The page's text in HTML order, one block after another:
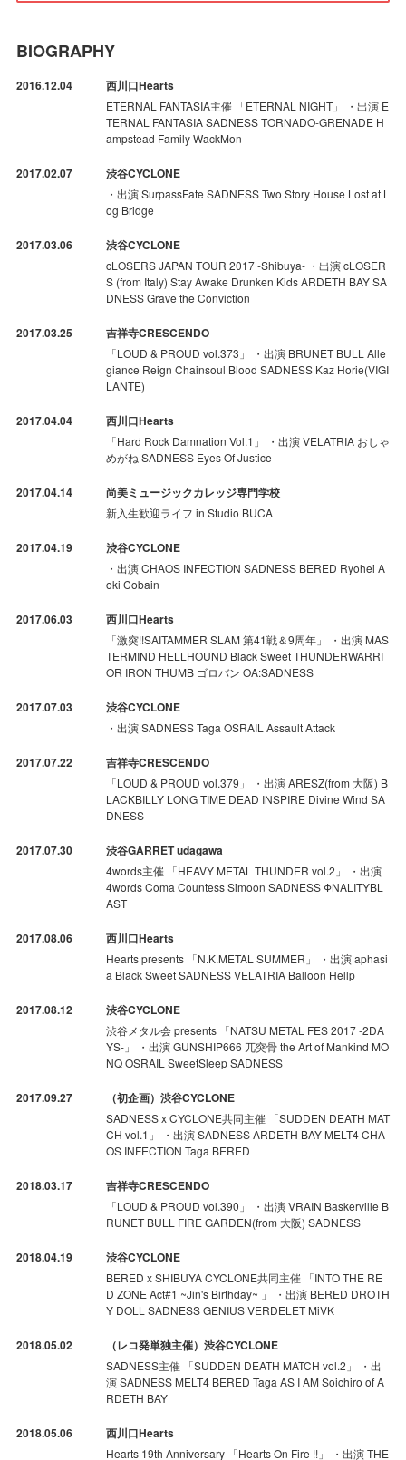
BIOGRAPHY
2016.12.04 西川口Hearts
ETERNAL FANTASIA主催 「ETERNAL NIGHT」 ・出演 E
TERNAL FANTASIA SADNESS TORNADO-GRENADE H
ampstead Family WackMon
2017.02.07 渋谷CYCLONE
・出演 SurpassFate SADNESS Two Story House Lost at L
og Bridge
2017.03.06 渋谷CYCLONE
cLOSERS JAPAN TOUR 2017 -Shibuya- ・出演 cLOSER
S (from Italy) Stay Awake Drunken Kids ARDETH BAY SA
DNESS Grave the Conviction
2017.03.25 吉祥寺CRESCENDO
「LOUD & PROUD vol.373」 ・出演 BRUNET BULL Alle
giance Reign Chainsoul Blood SADNESS Kaz Horie(VIGI
LANTE)
2017.04.04 西川口Hearts
「Hard Rock Damnation Vol.1」 ・出演 VELATRIA おしゃ
めがね SADNESS Eyes Of Justice
2017.04.14 尚美ミュージックカレッジ専門学校
新入生歓迎ライフ in Studio BUCA
2017.04.19 渋谷CYCLONE
・出演 CHAOS INFECTION SADNESS BERED Ryohei A
oki Cobain
2017.06.03 西川口Hearts
「激突!!SAITAMMER SLAM 第41戦＆9周年」 ・出演 MAS
TERMIND HELLHOUND Black Sweet THUNDERWARRI
OR IRON THUMB ゴロバン OA:SADNESS
2017.07.03 渋谷CYCLONE
・出演 SADNESS Taga OSRAIL Assault Attack
2017.07.22 吉祥寺CRESCENDO
「LOUD & PROUD vol.379」 ・出演 ARESZ(from 大阪) B
LACKBILLY LONG TIME DEAD INSPIRE Divine Wind SA
DNESS
2017.07.30 渋谷GARRET udagawa
4words主催 「HEAVY METAL THUNDER vol.2」 ・出演
4words Coma Countess Simoon SADNESS ΦNALITYBL
AST
2017.08.06 西川口Hearts
Hearts presents 「N.K.METAL SUMMER」 ・出演 aphasi
a Black Sweet SADNESS VELATRIA Balloon Hellp
2017.08.12 渋谷CYCLONE
渋谷メタル会 presents 「NATSU METAL FES 2017 -2DA
YS-」 ・出演 GUNSHIP666 兀突骨 the Art of Mankind MO
NQ OSRAIL SweetSleep SADNESS
2017.09.27 （初企画）渋谷CYCLONE
SADNESS x CYCLONE共同主催 「SUDDEN DEATH MAT
CH vol.1」 ・出演 SADNESS ARDETH BAY MELT4 CHA
OS INFECTION Taga BERED
2018.03.17 吉祥寺CRESCENDO
「LOUD & PROUD vol.390」 ・出演 VRAIN Baskerville B
RUNET BULL FIRE GARDEN(from 大阪) SADNESS
2018.04.19 渋谷CYCLONE
BERED x SHIBUYA CYCLONE共同主催 「INTO THE RE
D ZONE Act#1 ~Jin's Birthday~ 」 ・出演 BERED DROTH
Y DOLL SADNESS GENIUS VERDELET MiVK
2018.05.02 （レコ発単独主催）渋谷CYCLONE
SADNESS主催 「SUDDEN DEATH MATCH vol.2」 ・出
演 SADNESS MELT4 BERED Taga AS I AM Soichiro of A
RDETH BAY
2018.05.06 西川口Hearts
Hearts 19th Anniversary 「Hearts On Fire !!」 ・出演 THE